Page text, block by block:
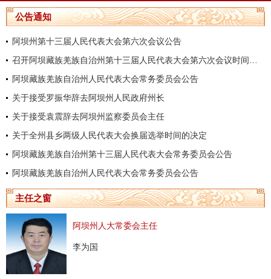
公告通知
阿坝州第十三届人民代表大会第六次会议公告
阿坝藏族羌族自治州人民代表大会常务委员会公告
关于接受罗振华辞去阿坝州人民政府州长
关于接受袁震辞去阿坝州监察委员会主任
关于全州县乡两级人民代表大会换届选举时间的决定
阿坝藏族羌族自治州第十三届人民代表大会常务委员会公告
阿坝藏族羌族自治州人民代表大会常务委员会公告
主任之窗
阿坝州人大常委会主任
李为国